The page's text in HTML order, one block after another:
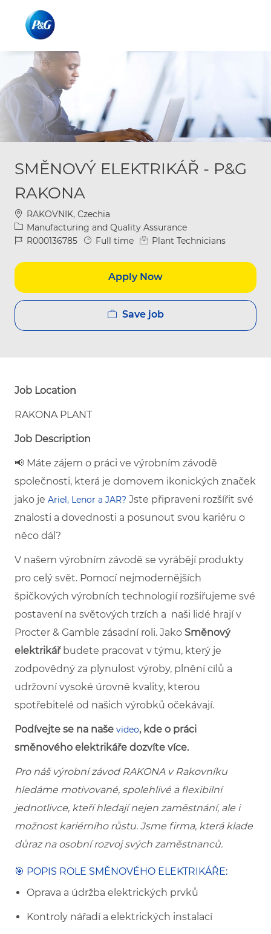
SMĚNOVÝ ELEKTRIKÁŘ - P&G
RAKONA
Location
RAKOVNIK, Czechia
Category
Manufacturing and Quality Assurance
Job IdR000136785 Job Type
Full time Plant Technicians
Apply Now
Save job
Job Location
RAKONA PLANT
Job Description
📢 Máte zájem o práci ve výrobním závodě
společnosti, která je domovem ikonických značek
jako je Ariel, Lenor a JAR? Jste připraveni rozšířit své
znalosti a dovednosti a posunout svou kariéru o
něco dál?
V našem výrobním závodě se vyrábějí produkty
pro celý svět. Pomocí nejmodernějších
špičkových výrobních technologií rozšiřujeme své
postavení na světových trzích a naši lidé hrají v
Procter & Gamble zásadní roli. Jako Směnový
elektrikář budete pracovat v týmu, který je
zodpovědný za plynulost výroby, plnění cílů a
udržovní vysoké úrovně kvality, kterou
spotřebitelé od našich výrobků očekávají.
Podívejte se na naše video, kde o práci
směnového elektrikáře dozvíte více.
Pro náš výrobní závod RAKONA v Rakovníku
hledáme motivované, spolehlivé a flexibilní
jednotlivce, kteří hledají nejen zaměstnání, ale i
možnost kariérního růstu. Jsme firma, která klade
důraz na osobní rozvoj svých zaměstnanců.
🎯 POPIS ROLE SMĚNOVÉHO ELEKTRIKÁŘE:
Oprava a údržba elektrických prvků
Kontroly nářadí a elektrických instalací